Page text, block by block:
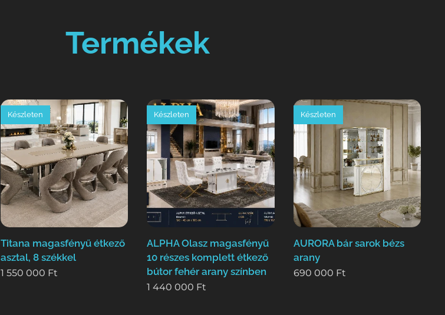
Termékek
Titana magasfényű étkező
asztal, 8 székkel
Készleten
1 550 000 Ft
ALPHA Olasz magasfényű
10 részes komplett étkező
bútor fehér arany színben
Készleten
1 440 000 Ft
AURORA bár sarok bézs
arany
Készleten
690 000 Ft